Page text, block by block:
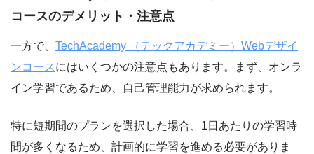
コースのデメリット・注意点
一方で、 TechAcademy （テックアカデミー）Webデザイ
ンコース にはいくつかの注意点もあります。まず、オンラ
イン学習であるため、自己管理能力が求められます。
特に短期間のプランを選択した場合、1日あたりの学習時
間が多くなるため、計画的に学習を進める必要がありま